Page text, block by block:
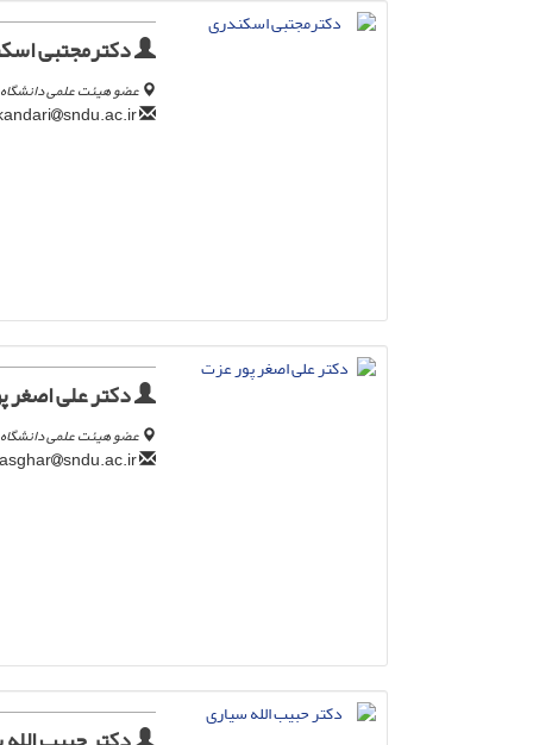
دکترمجتبی
عضو هیئت علمی
sndu.ac.ir
دکتر علی اصغر
عضو هیئت علمی
sndu.ac.ir